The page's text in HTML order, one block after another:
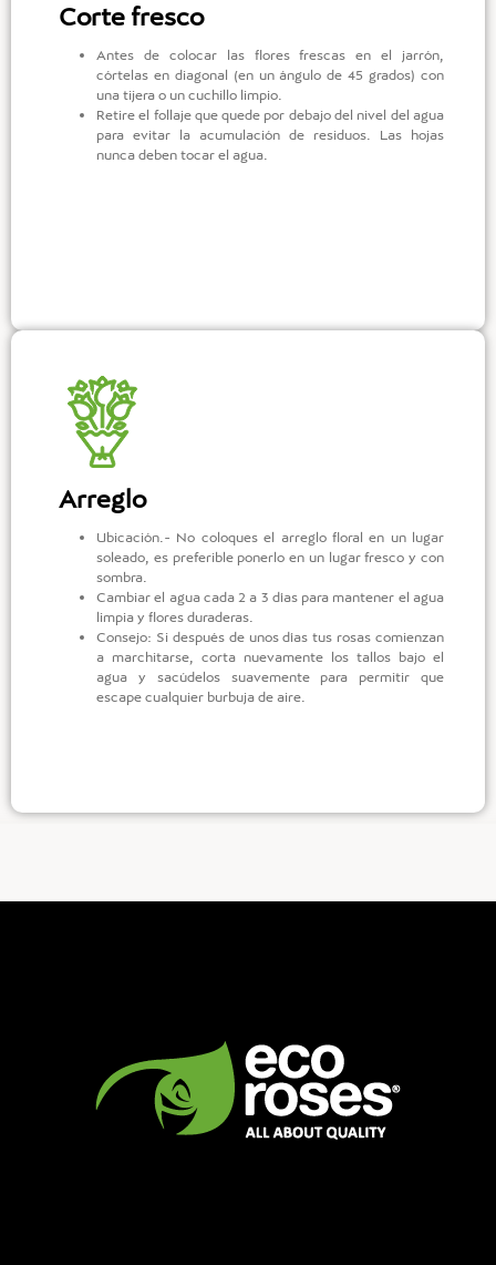
Corte fresco
Antes de colocar las flores frescas en el jarrón,
córtelas en diagonal (en un ángulo de 45 grados) con
una tijera o un cuchillo limpio.
Retire el follaje que quede por debajo del nivel del agua
para evitar la acumulación de residuos. Las hojas
nunca deben tocar el agua.
Arreglo
Ubicación.- No coloques el arreglo floral en un lugar
soleado, es preferible ponerlo en un lugar fresco y con
sombra.
Cambiar el agua cada 2 a 3 días para mantener el agua
limpia y flores duraderas.
Consejo: Si después de unos días tus rosas comienzan
a marchitarse, corta nuevamente los tallos bajo el
agua y sacúdelos suavemente para permitir que
escape cualquier burbuja de aire.